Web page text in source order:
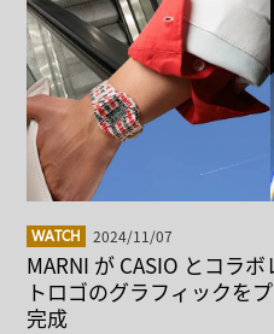
WATCH 2024/11/07
MARNI が CASIO とコラ
トロゴのグラフィックを
完成